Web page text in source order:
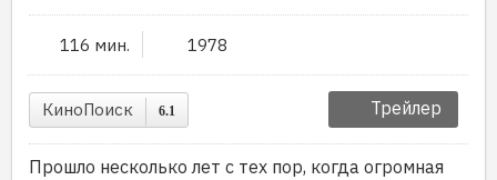
116 мин. 1978
КиноПоиск 6.1 Трейлер
Прошло несколько лет с тех пор, когда огромная